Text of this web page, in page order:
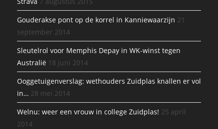
Gouderakse pont op de korrel in Kanniewaarzijn 21
september 2014
Sleutelrol voor Memphis Depay in WK-winst tegen
Australië 18 juni 2014
Ooggetuigenverslag: wethouders Zuidplas knallen er vol
in… 28 mei 2014
Welnu: weer een vrouw in college Zuidplas! 25 april
2014